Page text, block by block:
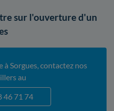
sur l'ouverture d'un
à Sorgues, contactez nos
au
46 71 74